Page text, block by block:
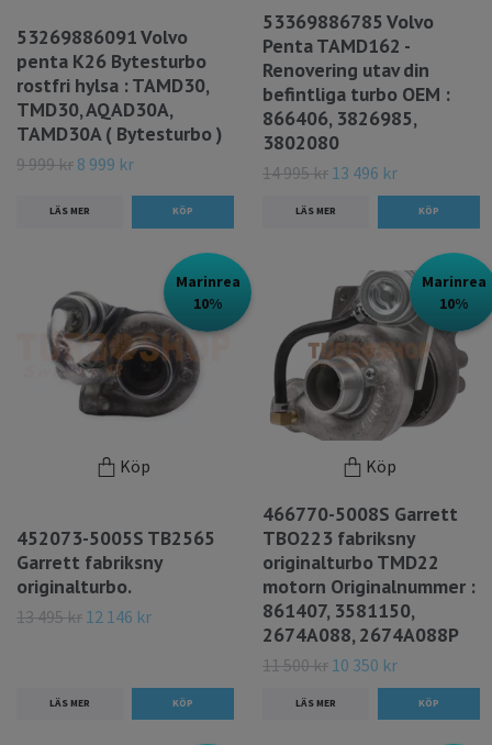
53269886091 Volvo
penta K26 Bytesturbo
rostfri hylsa : TAMD30,
TMD30, AQAD30A,
TAMD30A ( Bytesturbo )
9 999 kr 8 999 kr
LÄS MER
53369886785 Volvo
Penta TAMD162 -
Renovering utav din
befintliga turbo OEM :
866406, 3826985,
3802080
14 995 kr 13 496 kr
LÄS MER
Marinrea
10%
Köp
452073-5005S TB2565
Garrett fabriksny
originalturbo.
13 495 kr 12 146 kr
LÄS MER
Marinrea
10%
Köp
466770-5008S Garrett
TBO223 fabriksny
originalturbo TMD22
motorn Originalnummer :
861407, 3581150,
2674A088, 2674A088P
11 500 kr 10 350 kr
LÄS MER